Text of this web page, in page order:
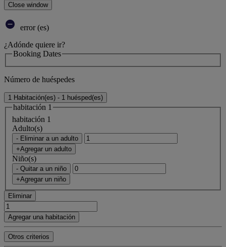
Close window
error (es)
¿Adónde quiere ir?
Booking Dates
Número de huéspedes
1 Habitación(es) - 1 huésped(es)
habitación 1
habitación 1
Adulto(s)
- Eliminar a un adulto
+Agregar un adulto
Niño(s)
- Quitar a un niño
+Agregar un niño
Eliminar
Agregar una habitación
Otros criterios